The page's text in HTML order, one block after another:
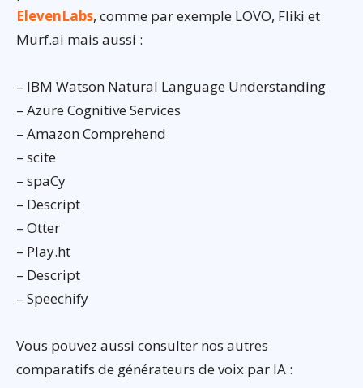
ElevenLabs, comme par exemple LOVO, Fliki et
Murf.ai mais aussi :
– IBM Watson Natural Language Understanding
– Azure Cognitive Services
– Amazon Comprehend
– scite
– spaCy
– Descript
– Otter
– Play.ht
– Descript
– Speechify
Vous pouvez aussi consulter nos autres
comparatifs de générateurs de voix par IA :